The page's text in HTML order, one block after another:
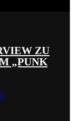
ZU
„PUNK